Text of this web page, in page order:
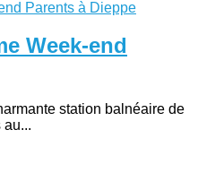
Week-end
station balnéaire de
au...